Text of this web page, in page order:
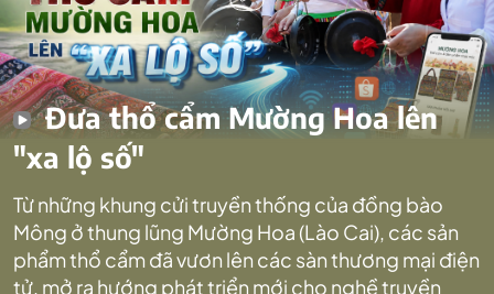
Đưa thổ cẩm Mường Hoa lên
"xa lộ số"
Từ những khung cửi truyền thống của đồng bào
Mông ở thung lũng Mường Hoa (Lào Cai), các sản
phẩm thổ cẩm đã vươn lên các sàn thương mại điện
tử, mở ra hướng phát triển mới cho nghề truyền